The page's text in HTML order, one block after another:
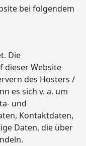
bei folgendem
Die
dieser Website
des Hosters /
es sich v. a. um
und
Kontaktdaten,
Daten, die über